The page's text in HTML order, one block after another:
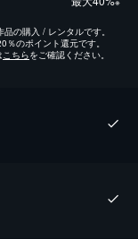
の購入 / レンタルです。
のポイント還元です。
こちらをご確認ください。